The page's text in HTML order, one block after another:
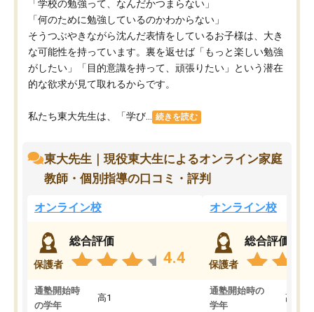
「学校の勉強って、なんだかつまらない」
「何のために勉強しているのかわからない」
そうつぶやきながら沈んだ表情をしているお子様は、大き
な可能性を持っています。裏を返せば「もっと楽しい勉強
がしたい」「目的意識を持って、頑張りたい」という潜在
的な欲求が見て取れるからです。
私たち東大先生は、「学び... 続きを読む
東大先生｜現役東大生によるオンライン家庭
教師・個別指導の口コミ・評判
オンライン校
保護者
総合評価
4.4
通塾開始時
の学年
高1
オンライン校
保護者
総合評価
通塾開始時の
学年
高3